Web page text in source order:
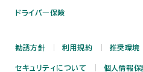
ドライバー保険
勧誘方針 利用規約 推奨環境
セキュリティについて 個人情報保